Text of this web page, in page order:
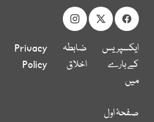
ایکسپریس
کے بارے
میں
ضابطہ
اخلاق
Privacy
Policy
صفحۂ اول